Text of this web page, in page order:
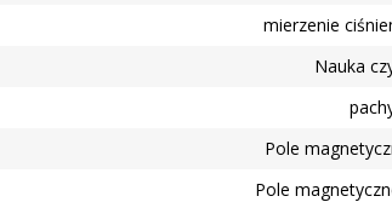
mierzenie
Nauka
Pole
Pole